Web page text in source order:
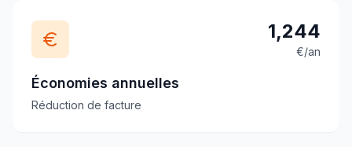
1,244
€/an
Économies annuelles
Réduction de facture